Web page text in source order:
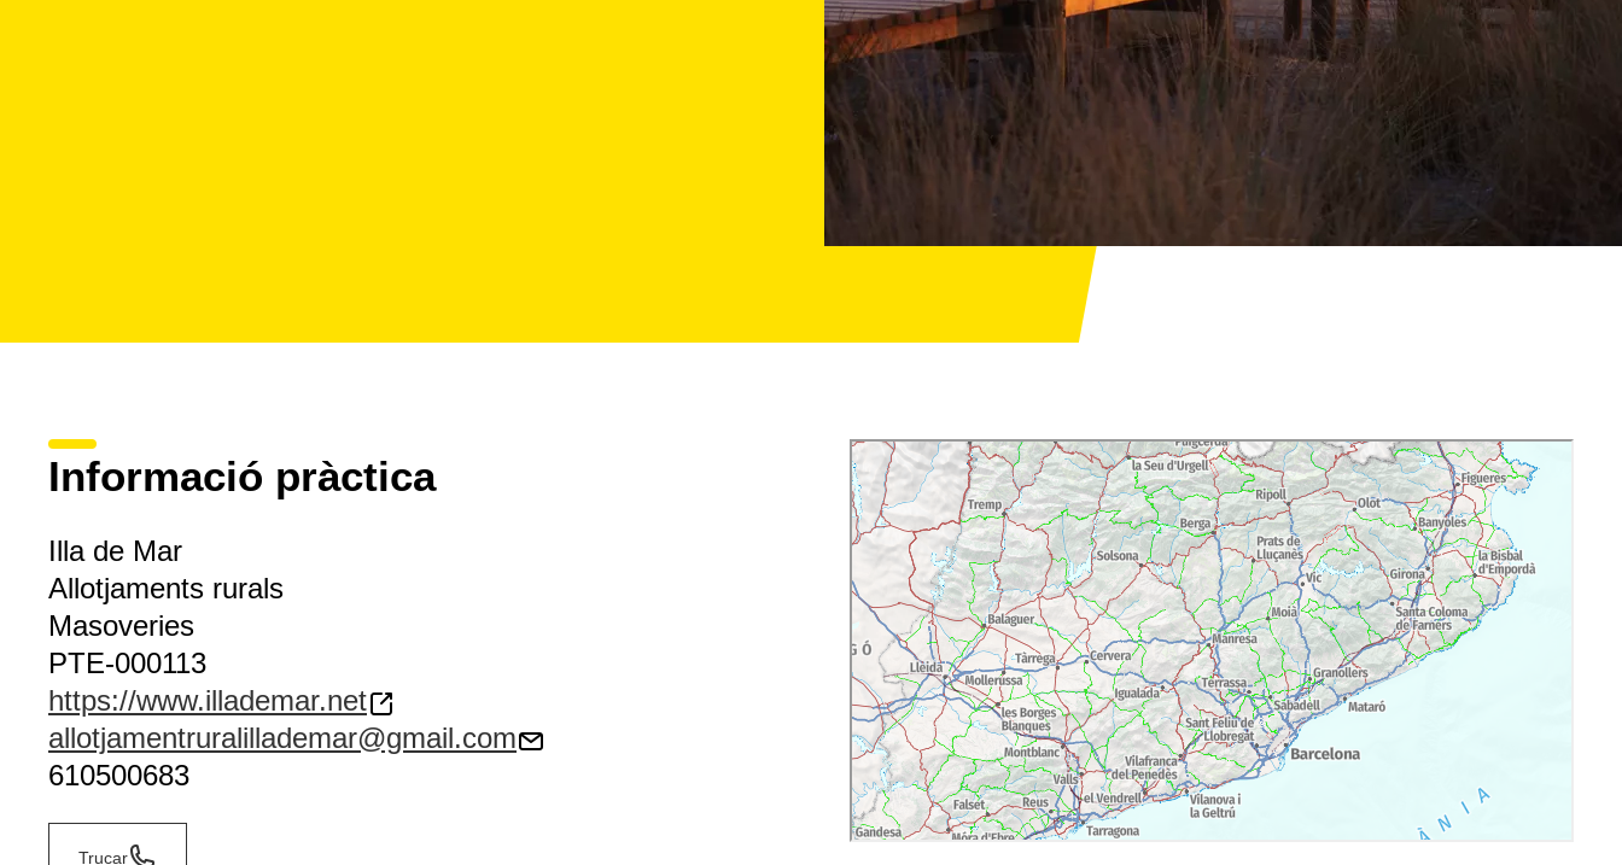
Informació pràctica
Illa de Mar
Allotjaments rurals
Masoveries
PTE-000113
https://www.illademar.net
allotjamentruralillademar@gmail.com
610500683
Trucar